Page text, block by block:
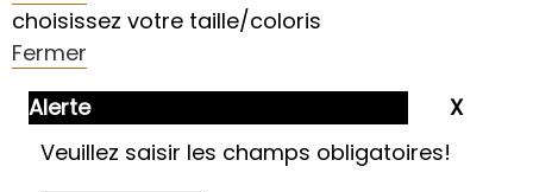
choisissez votre taille/coloris
Fermer
Alerte
Veuillez saisir les champs obligatoires!